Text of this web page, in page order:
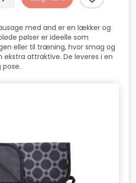
med and er en lækker og
pølser er ideelle som
eller til træning, hvor smag og
ekstra attraktive. De leveres i en
pose.